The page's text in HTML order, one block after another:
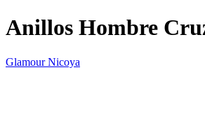
Anillos Hombre
Glamour Nicoya